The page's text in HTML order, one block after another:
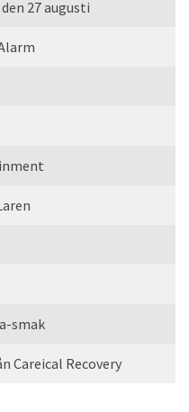
27 augusti
smak
Careical Recovery